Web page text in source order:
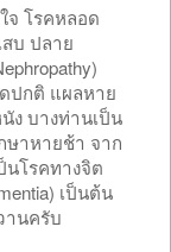
จ โรคหลอด
สบ ปลาย
ปกติ แผลหาย
ง บางท่านเป็น
ษาหายช้า จาก
โรคทางจิต
เป็นต้น
านครับ